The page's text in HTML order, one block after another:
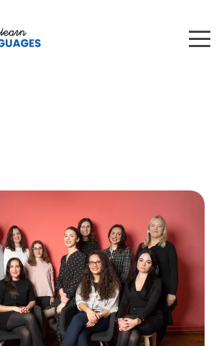
idiomas
Learn